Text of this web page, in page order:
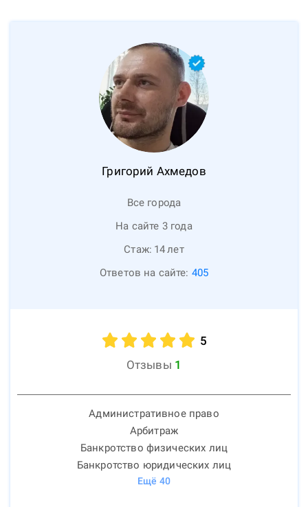
Григорий Ахмедов
Все города
На сайте 3 года
Стаж: 14лет
Ответов на сайте: 405
5
Отзывы 1
Административное право
Арбитраж
Банкротство физических лиц
Банкротство юридических лиц
Ещё 40